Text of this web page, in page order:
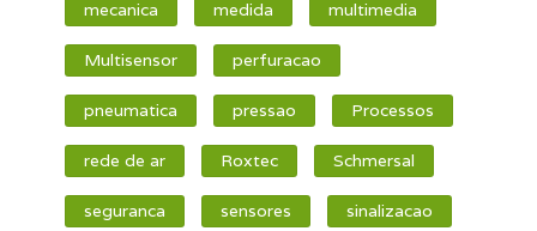
mecanica medida multimedia
Multisensor perfuracao
pneumatica pressao Processos
rede de ar Roxtec Schmersal
seguranca sensores sinalizacao